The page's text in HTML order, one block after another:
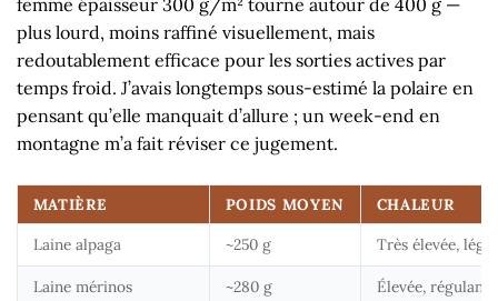
femme épaisseur 300 g/m² tourne autour de 400 g —
plus lourd, moins raffiné visuellement, mais
redoutablement efficace pour les sorties actives par
temps froid. J’avais longtemps sous-estimé la polaire en
pensant qu’elle manquait d’allure ; un week-end en
montagne m’a fait réviser ce jugement.
MATIÈRE POIDS MOYEN
CHALEUR
Laine alpaga
~250 g Très élevée,
Laine mérinos ~280 g Élevée, régulante